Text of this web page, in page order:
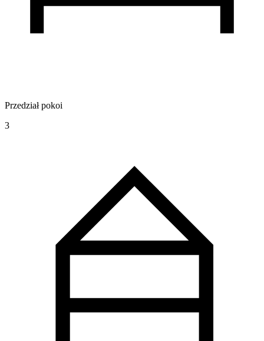
Przedział pokoi
3